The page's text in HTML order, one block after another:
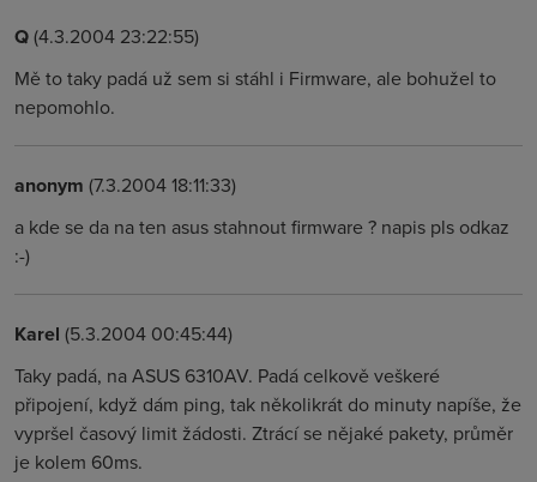
Q(4.3.2004 23:22:55)
Mě to taky padá už sem si stáhl i Firmware, ale bohužel to
nepomohlo.
anonym (7.3.2004 18:11:33)
a kde se da na ten asus stahnout firmware ? napis pls odkaz
:-)
Karel (5.3.2004 00:45:44)
Taky padá, na ASUS 6310AV. Padá celkově veškeré
připojení, když dám ping, tak několikrát do minuty napíše, že
vypršel časový limit žádosti. Ztrácí se nějaké pakety, průměr
je kolem 60ms.